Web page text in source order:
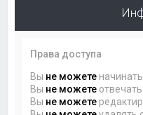
Права доступа
Вы не можете
Вы не можете
Вы не можете